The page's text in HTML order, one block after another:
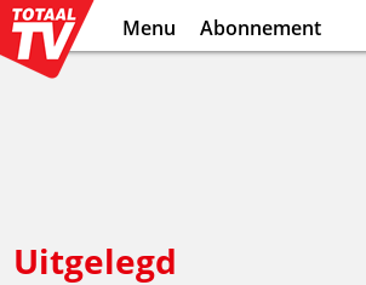
Menu Abonnement
Uitgelegd